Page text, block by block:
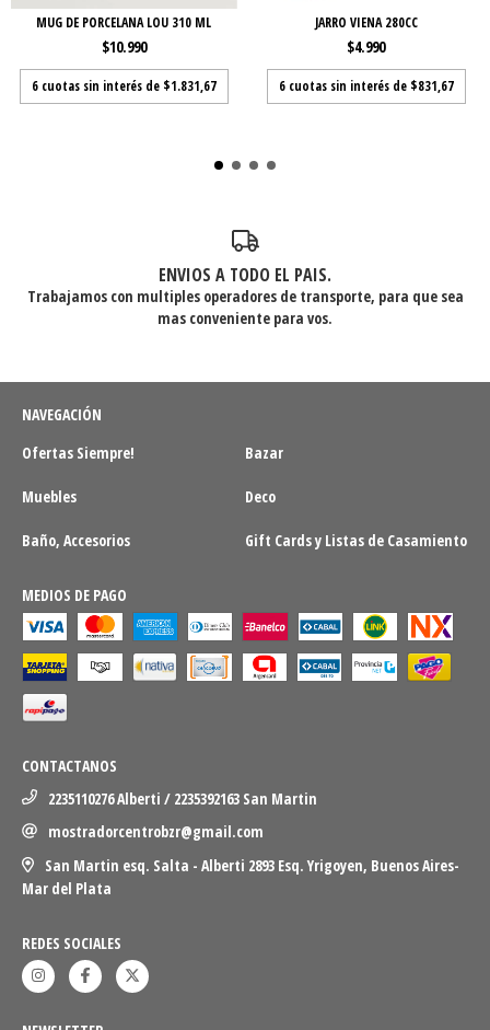
MUG DE PORCELANA LOU 310 ML
$10.990
6 cuotas sin interés de $1.831,67
JARRO VIENA 280CC
$4.990
6 cuotas sin interés de $831,67
ENVIOS A TODO EL PAIS.
Trabajamos con multiples operadores de transporte, para que sea
mas conveniente para vos.
NAVEGACIÓN
Ofertas Siempre!
Bazar
Muebles Deco
Baño, Accesorios Gift Cards y Listas de Casamiento
MEDIOS DE PAGO
CONTACTANOS
2235110276 Alberti / 2235392163 San Martin
mostradorcentrobzr@gmail.com
San Martin esq. Salta - Alberti 2893 Esq. Yrigoyen, Buenos Aires-
Mar del Plata
REDES SOCIALES